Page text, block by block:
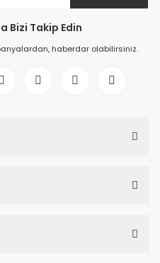
Bizi Takip Edin
haberdar olabilirsiniz.